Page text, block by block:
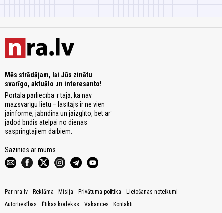
Mēs strādājam, lai Jūs zinātu
svarīgo, aktuālo un interesanto!
Portāla pārliecība ir tajā, ka nav
mazsvarīgu lietu – lasītājs ir ne vien
jāinformē, jābrīdina un jāizglīto, bet arī
jādod brīdis atelpai no dienas
saspringtajiem darbiem.
Sazinies ar mums:
Par nra.lv Reklāma Misija Privātuma politika
Lietošanas noteikumi
Autortiesības
Ētikas kodekss Vakances Kontakti